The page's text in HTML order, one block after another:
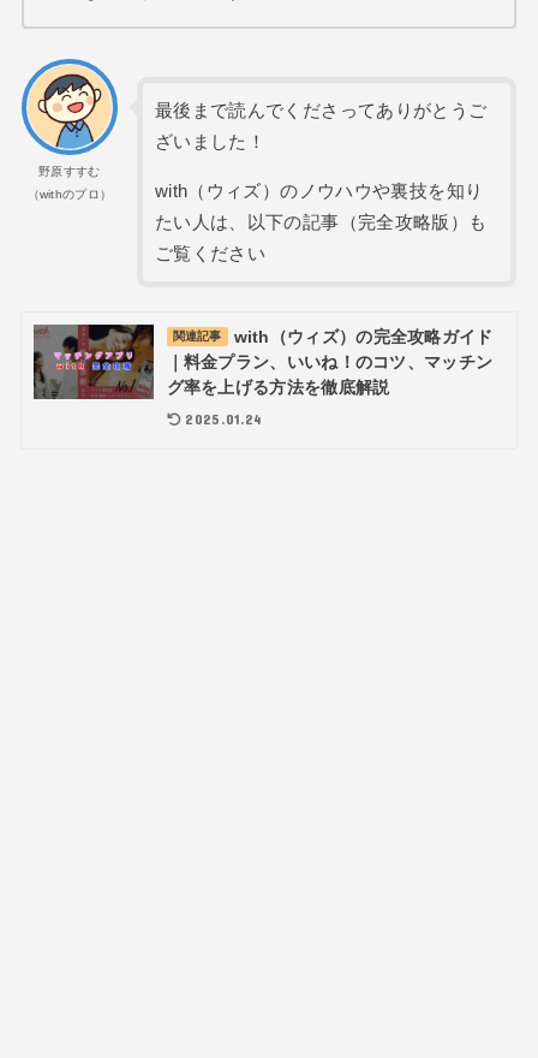
野原すすむ
（withのプロ）
最後まで読んでくださってありがとうご
ざいました！
with（ウィズ）のノウハウや裏技を知り
たい人は、以下の記事（完全攻略版）も
ご覧ください
関連記事
with（ウィズ）の完全攻略ガイド
｜料金プラン、いいね！のコツ、マッチン
グ率を上げる方法を徹底解説
2025.01.24